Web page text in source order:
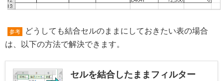
参考
どうしても結合セルのままにしておきたい表の場合
は、以下の方法で解決できます。
セルを結合したままフィルター